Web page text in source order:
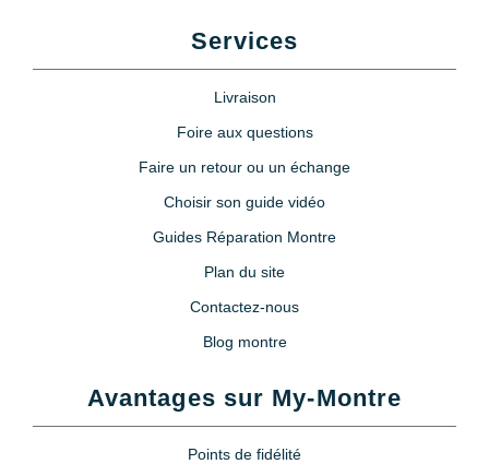
Services
Livraison
Foire aux questions
Faire un retour ou un échange
Choisir son guide vidéo
Guides Réparation Montre
Plan du site
Contactez-nous
Blog montre
Avantages sur My-Montre
Points de fidélité